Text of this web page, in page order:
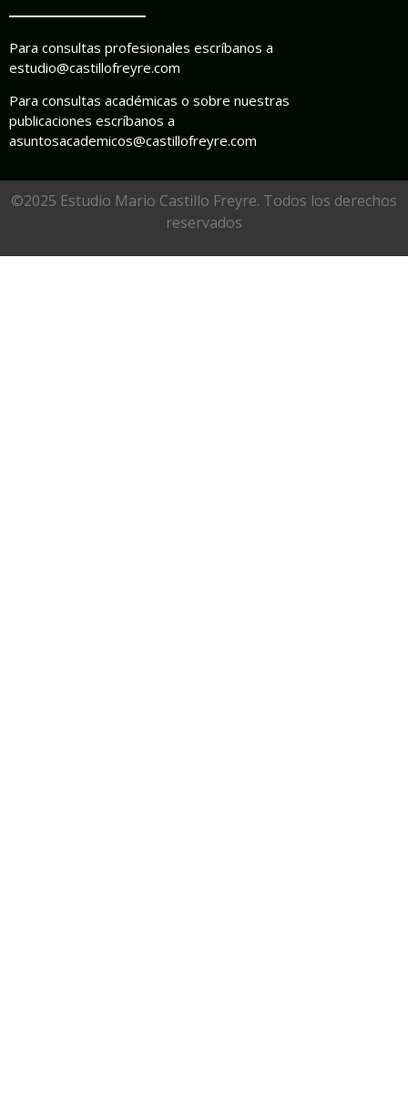
Para consultas profesionales escríbanos a
estudio@castillofreyre.com
Para consultas académicas o sobre nuestras
publicaciones escríbanos a
asuntosacademicos@castillofreyre.com
©2025 Estudio Mario Castillo Freyre. Todos los derechos
reservados